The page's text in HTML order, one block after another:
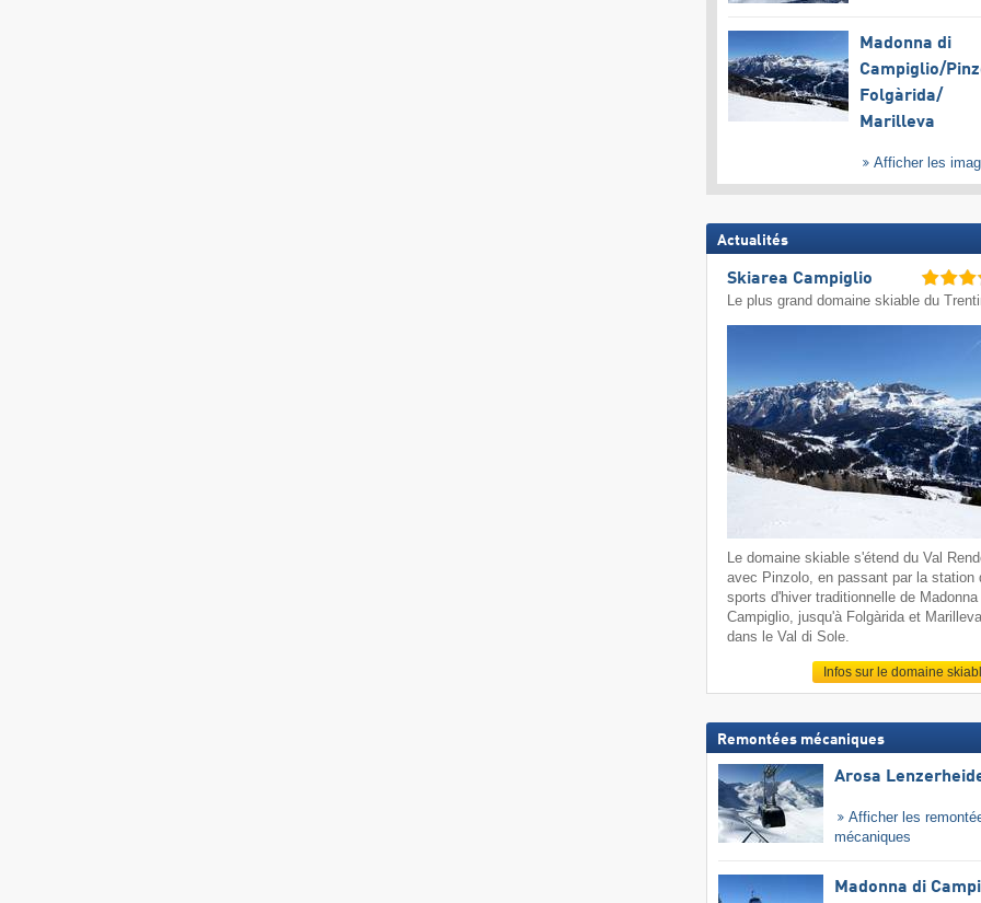
Madonna di
Campiglio/​
Folgàrida/​
Marilleva
Afficher les
Actualités
Skiarea Campiglio
Le plus grand domaine skiable du
Le domaine skiable s'étend du Val
avec Pinzolo, en passant par la station
sports d'hiver traditionnelle de Madonna
Campiglio, jusqu'à Folgàrida et
dans le Val di Sole.
Infos sur le domaine
Remontées mécaniques
Arosa
Afficher les
mécaniques
Madonna di